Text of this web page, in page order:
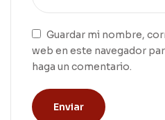
Guardar mi nombre,
web en este navegador
haga un comentario.